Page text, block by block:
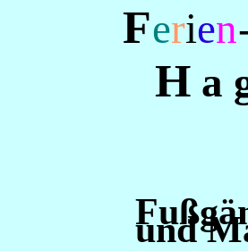
Ferien
H a
und